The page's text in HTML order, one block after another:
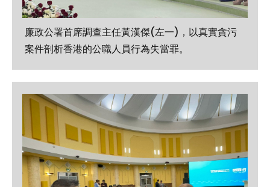
廉政公署首席調查主任黃漢傑(左一)，以真實貪污
案件剖析香港的公職人員行為失當罪。